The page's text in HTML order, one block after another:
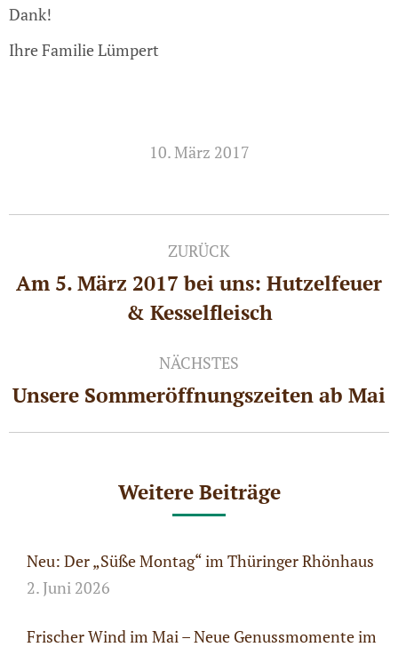
Dank!
Ihre Familie Lümpert
10. März 2017
Kommentarnavigation
ZURÜCK
Vorheriger
Beitrag:
Am 5. März 2017 bei uns: Hutzelfeuer
& Kesselfleisch
NÄCHSTES
Nächster
Unsere Sommeröffnungszeiten ab Mai
Weitere Beiträge
Neu: Der „Süße Montag“ im Thüringer Rhönhaus
2. Juni 2026
Frischer Wind im Mai – Neue Genussmomente im